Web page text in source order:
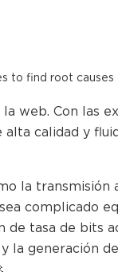
to find root causes
web. Con las
calidad y
la transmisión
complicado
tasa de bits
la generación